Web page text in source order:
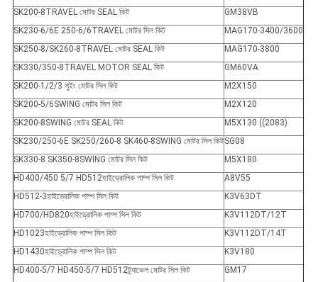
SK200-8TRAVEL মোটর SEAL কিট
GM38VB
SK230-6/6E 250-6/6TRAVEL মোটর সিল কিট
MAG170-3400/3600
SK250-8/SK260-8TRAVEL মোটর SEAL কিট
MAG170-3800
SK330/350-8TRAVEL MOTOR SEAL কিট
GM60VA
SK200-1/2/3 সুইং মোটর সিল কিট
M2X150
SK200-5/6SWING মোটর সিল কিট
M2X120
SK200-8SWING মোটর SEAL কিট
M5X130 ((2083)
SK230/250-6E SK250/260-8 SK460-8SWING মোটর সিল কিটSG08
SK330-8 SK350-8SWING মোটর সিল কিট
M5X180
HD400/450 5/7 HD512হাইড্রোলিক পাম্প সিল কিট
A8V55
HD512-3হাইড্রোলিক পাম্প সিল কিট
K3V63DT
HD700/HD820হাইড্রোলিক পাম্প সিল কিট
K3V112DT/12T
HD1023হাইড্রোলিক পাম্প সিল কিট
K3V112DT/14T
HD1430হাইড্রোলিক পাম্প সিল কিট
K3V180
HD400-5/7 HD450-5/7 HD512ট্র্যাভেল মোটর সিল কিট
GM17